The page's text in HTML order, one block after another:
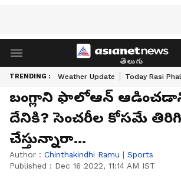
తెలుగు
TRENDING : Weather Update Today Rasi
బంగ్లాని ఫాలోఆన్
దేనికి? సెంచరీల కోసమే
చేస్తున్నారా...
Author : Chinthakindhi Ramu | Sports
Published : Dec 16 2022, 11:14 AM IST